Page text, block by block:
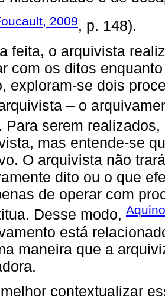
2009, p. 148).
feita, o arquivista
com os ditos
exploram-se dois
– o
Para serem
mas entende-se
O arquivista não
dito ou o que
de operar com
Desse modo,
está
maneira que a
contextualizar